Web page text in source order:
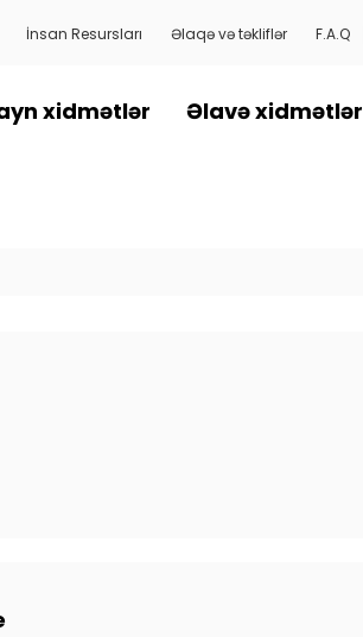
İnsan Resursları Əlaqə və təkliflər F.A.Q
xidmətlər Əlavə xidmətlər